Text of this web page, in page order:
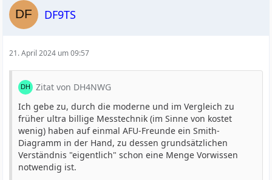
DF9TS
21. April 2024 um 09:57
Zitat von DH4NWG
Ich gebe zu, durch die moderne und im Vergleich zu
früher ultra billige Messtechnik (im Sinne von kostet
wenig) haben auf einmal AFU-Freunde ein Smith-
Diagramm in der Hand, zu dessen grundsätzlichen
Verständnis "eigentlich" schon eine Menge Vorwissen
notwendig ist.